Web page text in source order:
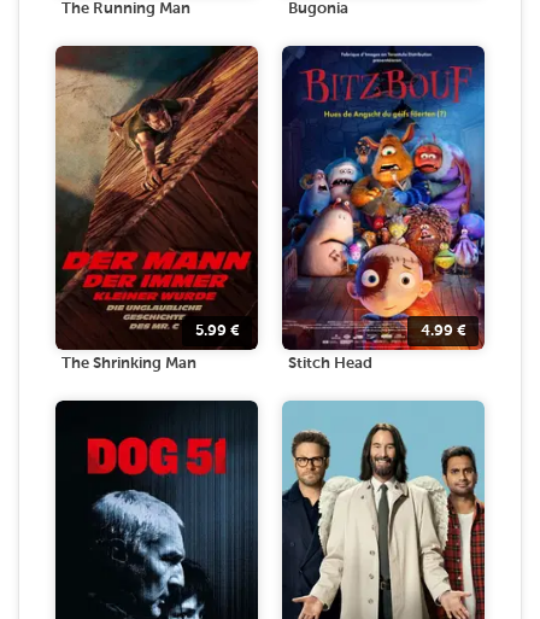
The Running Man Bugonia
5.99 €
The Shrinking Man
4.99 €
Stitch Head